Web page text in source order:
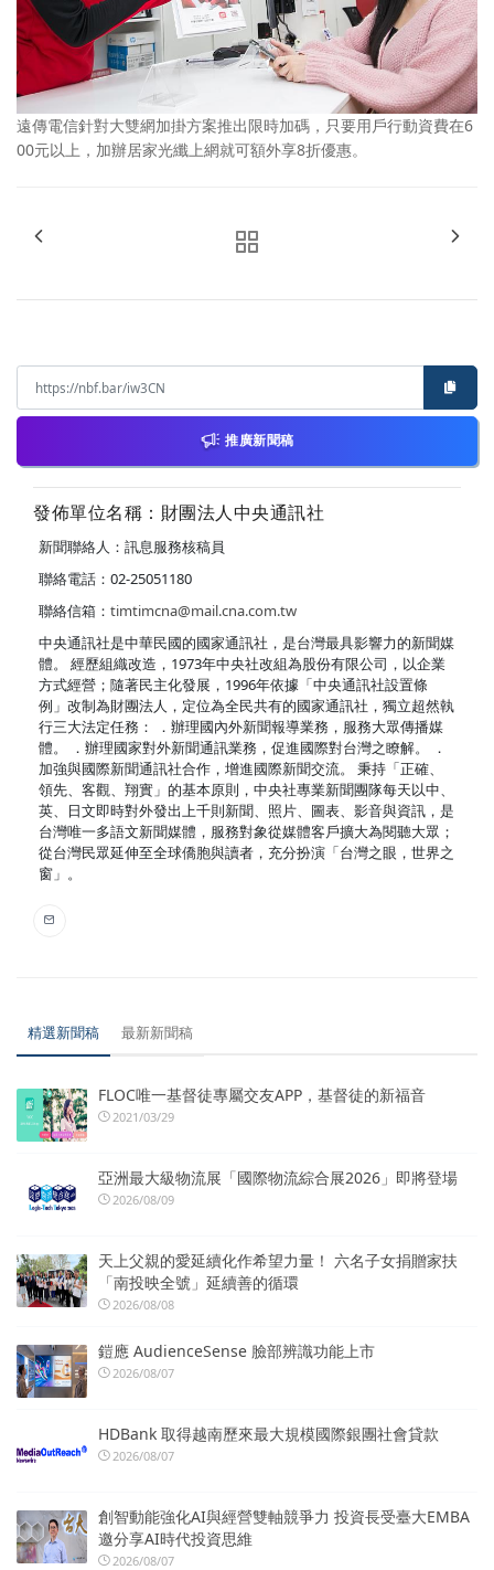
遠傳電信針對大雙網加掛方案推出限時加碼，只要用戶行動資費在6
00元以上，加辦居家光纖上網就可額外享8折優惠。
推廣新聞稿
發佈單位名稱：財團法人中央通訊社
新聞聯絡人：訊息服務核稿員
聯絡電話：02-25051180
聯絡信箱： timtimcna@mail.cna.com.tw
中央通訊社是中華民國的國家通訊社，是台灣最具影響力的新聞媒
體。 經歷組織改造，1973年中央社改組為股份有限公司，以企業
方式經營；隨著民主化發展，1996年依據「中央通訊社設置條
例」改制為財團法人，定位為全民共有的國家通訊社，獨立超然執
行三大法定任務： ．辦理國內外新聞報導業務，服務大眾傳播媒
體。 ．辦理國家對外新聞通訊業務，促進國際對台灣之瞭解。 ．
加強與國際新聞通訊社合作，增進國際新聞交流。 秉持「正確、
領先、客觀、翔實」的基本原則，中央社專業新聞團隊每天以中、
英、日文即時對外發出上千則新聞、照片、圖表、影音與資訊，是
台灣唯一多語文新聞媒體，服務對象從媒體客戶擴大為閱聽大眾；
從台灣民眾延伸至全球僑胞與讀者，充分扮演「台灣之眼，世界之
窗」。
精選新聞稿 最新新聞稿
FLOC唯一基督徒專屬交友APP，基督徒的新福音
2021/03/29
亞洲最大級物流展「國際物流綜合展2026」即將登場
2026/08/09
天上父親的愛延續化作希望力量！ 六名子女捐贈家扶
「南投映全號」延續善的循環
2026/08/08
鎧應 AudienceSense 臉部辨識功能上市
2026/08/07
HDBank 取得越南歷來最大規模國際銀團社會貸款
2026/08/07
創智動能強化AI與經營雙軸競爭力 投資長受臺大EMBA
邀分享AI時代投資思維
2026/08/07